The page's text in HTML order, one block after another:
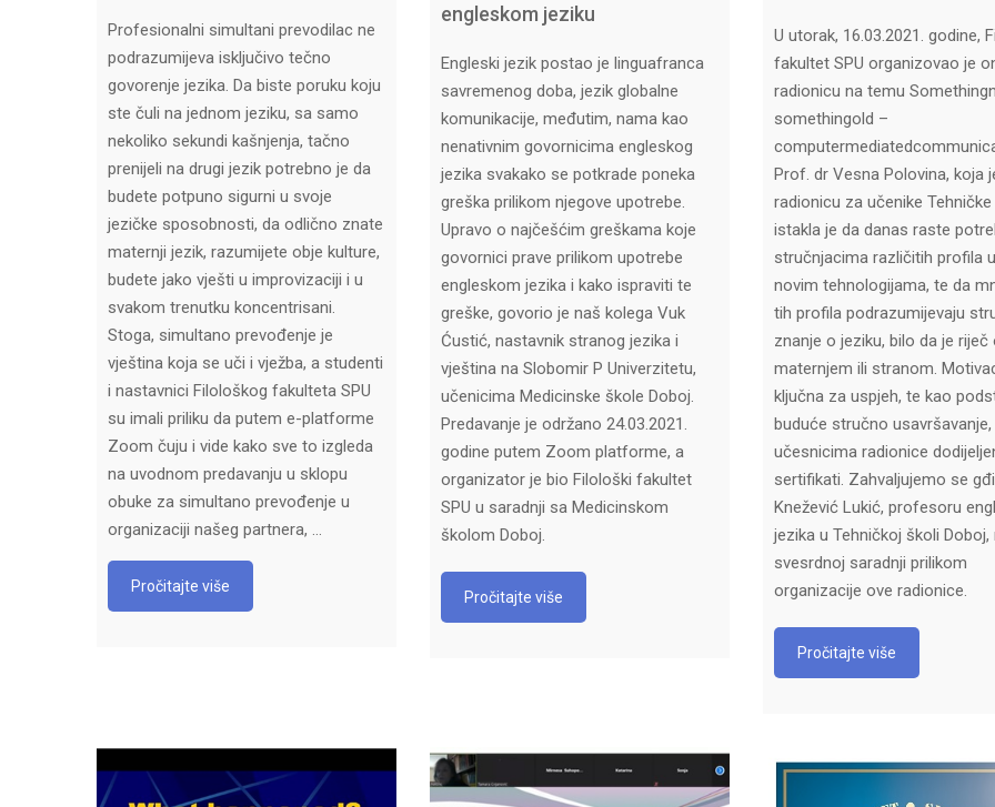
Profesionalni simultani prevodilac ne
podrazumijeva isključivo tečno
govorenje jezika. Da biste poruku koju
ste čuli na jednom jeziku, sa samo
nekoliko sekundi kašnjenja, tačno
prenijeli na drugi jezik potrebno je da
budete potpuno sigurni u svoje
jezičke sposobnosti, da odlično znate
maternji jezik, razumijete obje kulture,
budete jako vješti u improvizaciji i u
svakom trenutku koncentrisani.
Stoga, simultano prevođenje je
vještina koja se uči i vježba, a studenti
i nastavnici Filološkog fakulteta SPU
su imali priliku da putem e-platforme
Zoom čuju i vide kako sve to izgleda
na uvodnom predavanju u sklopu
obuke za simultano prevođenje u
organizaciji našeg partnera, …
Pročitajte više
engleskom jeziku
Engleski jezik postao je linguafranca
savremenog doba, jezik globalne
komunikacije, međutim, nama kao
nenativnim govornicima engleskog
jezika svakako se potkrade poneka
greška prilikom njegove upotrebe.
Upravo o najčešćim greškama koje
govornici prave prilikom upotrebe
engleskom jezika i kako ispraviti te
greške, govorio je naš kolega Vuk
Ćustić, nastavnik stranog jezika i
vještina na Slobomir P Univerzitetu,
učenicima Medicinske škole Doboj.
Predavanje je održano 24.03.2021.
godine putem Zoom platforme, a
organizator je bio Filološki fakultet
SPU u saradnji sa Medicinskom
školom Doboj.
Pročitajte više
U utorak, 16.03.2021. godine,
fakultet SPU organizovao je
radionicu na temu
somethingold –
Prof. dr Vesna Polovina, koja
radionicu za učenike
istakla je da danas raste
stručnjacima različitih profila
novim tehnologijama, te da
tih profila podrazumijevaju
znanje o jeziku, bilo da je riječ
maternjem ili stranom.
ključna za uspjeh, te kao
buduće stručno usavršavanje,
učesnicima radionice
sertifikati. Zahvaljujemo se
Knežević Lukić, profesoru
jezika u Tehničkoj školi Doboj,
svesrdnoj saradnji prilikom
organizacije ove radionice.
Pročitajte više